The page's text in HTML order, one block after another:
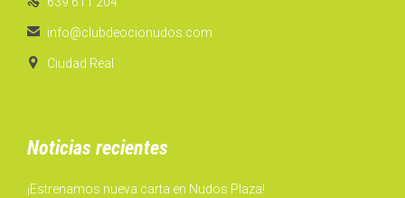
 info@clubdeocionudos.com
 Ciudad Real
Noticias recientes
¡Estrenamos nueva carta en Nudos Plaza!